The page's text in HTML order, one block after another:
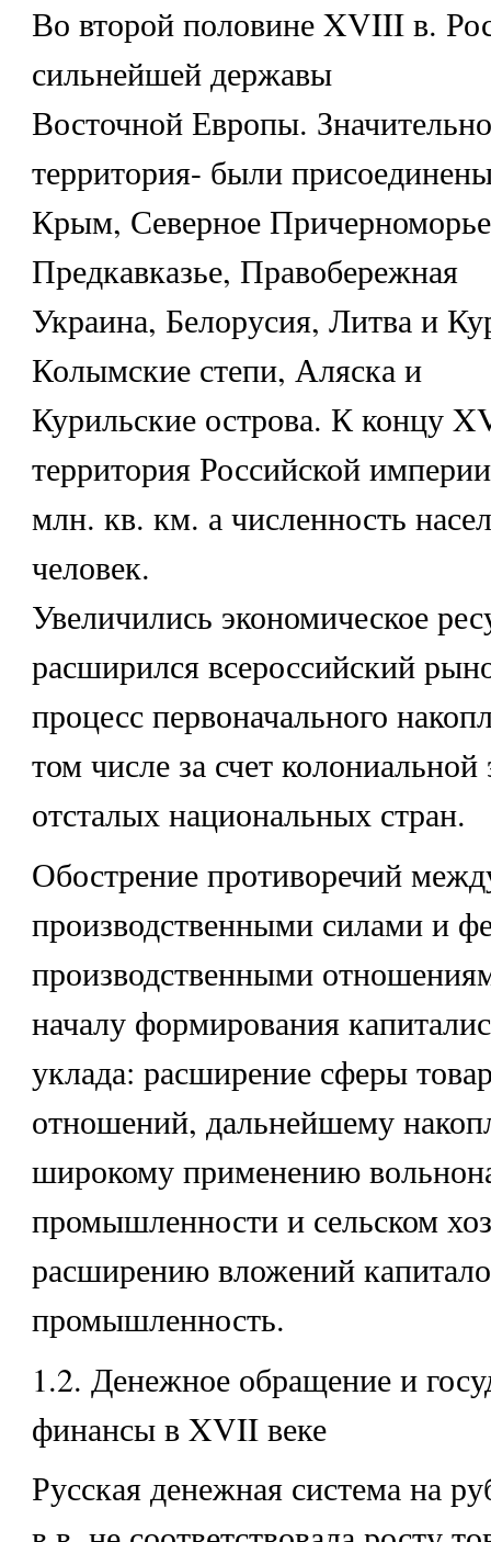
Во второй половине XVIII в.
сильнейшей державы
Восточной Европы.
территория- были
Крым, Северное
Предкавказье, Правобережная
Украина, Белорусия, Литва и
Колымские степи, Аляска и
Курильские острова. К концу
территория Российской
млн. кв. км. а численность
человек.
Увеличились экономическое
расширился всероссийский
процесс первоначального
том числе за счет колониальной
отсталых национальных стран.
Обострение противоречий
производственными силами и
производственными
началу формирования
уклада: расширение сферы
отношений, дальнейшему
широкому применению
промышленности и сельском
расширению вложений
промышленность.
1.2. Денежное обращение и
финансы в XVII веке
Русская денежная система на